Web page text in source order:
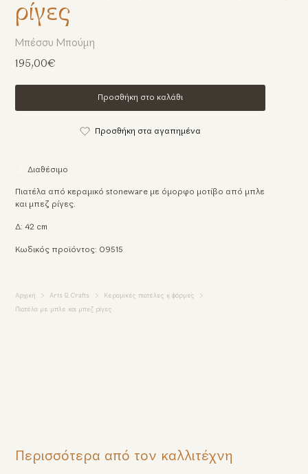
Μπέσσυ Μπούμη
195,00€
Προσθήκη στο καλάθι
Προσθήκη στα αγαπημένα
Διαθέσιμο
Πιατέλα από κεραμικό stoneware με όμορφο μοτίβο από μπλε
και μπεζ ρίγες.
Δ: 42 cm
Κωδικός προϊόντος: 09515
Αρχική Arts & Crafts Κεραμικές πιατέλες & φόρμες
Πιατέλα με μπλε και μπεζ ρίγες
ρίγες
Περισσότερα από τον καλλιτέχνη